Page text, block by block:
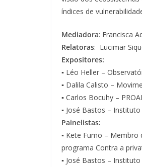
índices de
Mediadora: Francisca
Relatoras: Lucimar
Expositores:
▪️ Léo Heller –
▪️ Dalila Calisto –
▪️ Carlos Bocuhy –
▪️ José Bastos –
Painelistas:
▪️ Kete Fumo – Membro
programa Contra a
▪️ José Bastos –